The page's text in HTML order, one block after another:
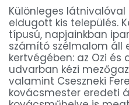
Különleges látnivalóval
eldugott kis település.
típusú, napjainkban
számító szélmalom áll
kertvégében: az Ozi és
udvarban kézi
valamint Cseszneki
kovácsmester eredeti